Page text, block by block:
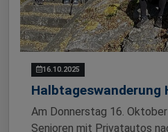
16.10.2025
Halbtageswanderung
Am Donnerstag 16.
Senioren mit Privatautos